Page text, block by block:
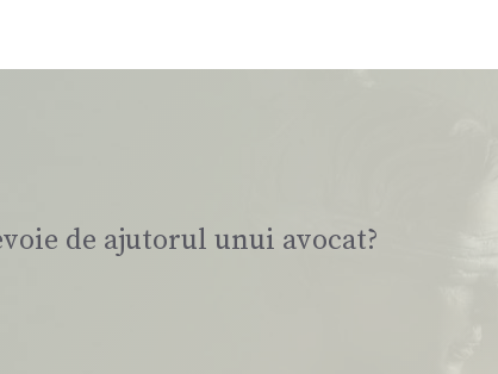
de ajutorul unui avocat?